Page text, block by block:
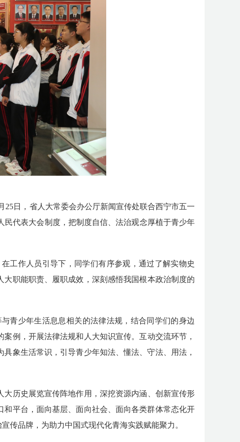
25日， 省人大常委会办公厅新闻宣传处联合西宁市五一
民代表大会制度，把制度自信、法治观念厚植于青少年
工作人员引导下，同学们有序参观，通过了解实物史
大职能职责、履职成效 ，深刻 感悟我国根本政治制度的
与青少年生活息息相关的法律法规，结合同学们的身边
案例 ，开展法律法规和人大知识宣传。互动交流环节，
象生活常识，引导青少年知法、懂法、守法、用法，
大历史展览宣传阵地作用， 深挖资源内涵、创新宣传形
平台， 面向基层、面向社会、面向各类群体常态化开
宣传品牌 ， 为助力中国式现代化青海实践赋能聚力 。